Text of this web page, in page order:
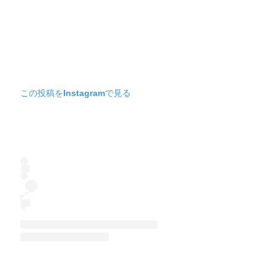
この投稿をInstagramで見る